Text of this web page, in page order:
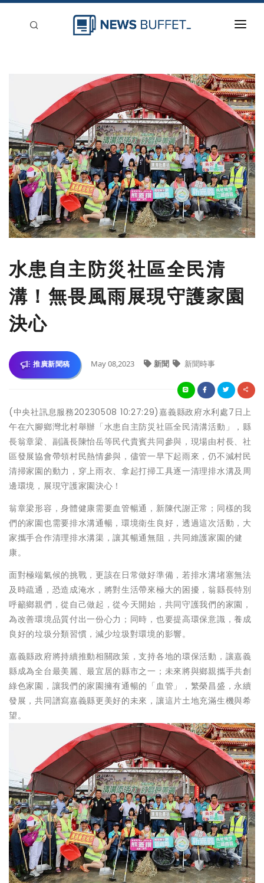
刊登
水患自主防災社區全民清
溝！無畏風雨展現守護家園
決心
推廣新聞稿 May 08,2023 新聞 新聞時事
(中央社訊息服務20230508 10:27:29)嘉義縣政府水利處7日上
午在六腳鄉灣北村舉辦「水患自主防災社區全民清溝活動」，縣
長翁章梁、副議長陳怡岳等民代貴賓共同參與，現場由村長、社
區發展協會帶領村民熱情參與，儘管一早下起雨來，仍不減村民
清掃家園的動力，穿上雨衣、拿起打掃工具逐一清理排水溝及周
邊環境，展現守護家園決心！
翁章梁形容，身體健康需要血管暢通，新陳代謝正常；同樣的我
們的家園也需要排水溝通暢，環境衛生良好，透過這次活動，大
家攜手合作清理排水溝渠，讓其暢通無阻，共同維護家園的健
康。
面對極端氣候的挑戰，更該在日常做好準備，若排水溝堵塞無法
及時疏通，恐造成淹水，將對生活帶來極大的困擾，翁縣長特別
呼籲鄉親們，從自己做起，從今天開始，共同守護我們的家園，
為改善環境品質付出一份心力；同時，也要提高環保意識，養成
良好的垃圾分類習慣，減少垃圾對環境的影響。
嘉義縣政府將持續推動相關政策，支持各地的環保活動，讓嘉義
縣成為全台最美麗、最宜居的縣市之一；未來將與鄉親攜手共創
綠色家園，讓我們的家園擁有通暢的「血管」，繁榮昌盛，永續
發展，共同譜寫嘉義縣更美好的未來，讓這片土地充滿生機與希
望。